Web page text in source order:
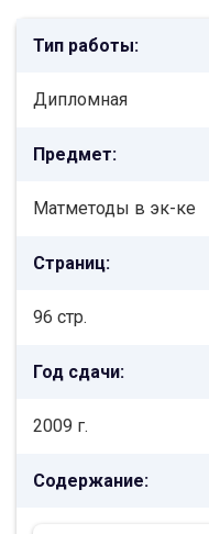
Тип работы:
Дипломная
Предмет:
Матметоды в эк-ке
Страниц:
96 стр.
Год сдачи:
2009 г.
Содержание: